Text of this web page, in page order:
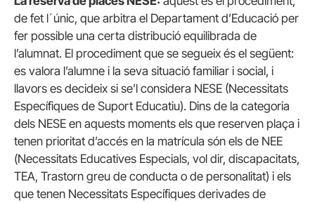
de fet l´únic, que arbitra el Departament d’Educació per
fer possible una certa distribució equilibrada de
l’alumnat. El procediment que se segueix és el següent:
es valora l’alumne i la seva situació familiar i social, i
llavors es decideix si se’l considera NESE (Necessitats
Específiques de Suport Educatiu). Dins de la categoria
dels NESE en aquests moments els que reserven plaça i
tenen prioritat d’accés en la matrícula són els de NEE
(Necessitats Educatives Especials, vol dir, discapacitats,
TEA, Trastorn greu de conducta o de personalitat) i els
que tenen Necessitats Específiques derivades de